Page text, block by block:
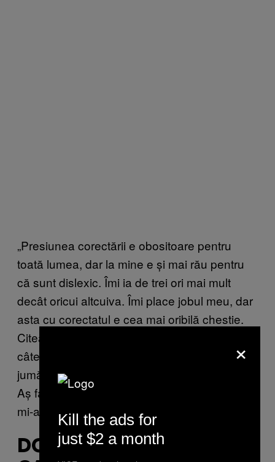
„Presiunea corectării e obositoare pentru
toată lumea, dar la mine e și mai rău pentru
că sunt dislexic. Îmi ia de trei ori mai mult
decât oricui altcuiva. Îmi place jobul meu, dar
asta cu corectatul e cea mai oribilă chestie.
Citeam și reciteam același paragraf de nu știu
câte ori. Beam câte o cană de ceai la fiecare
jumătate de oră. Explodam de nervi uneori.
Aș face orice altă activitate în afară de asta”,
mi-a zis Will.
DOZA DE MODAFINIL
×
Kill the ads for
just $2 a month